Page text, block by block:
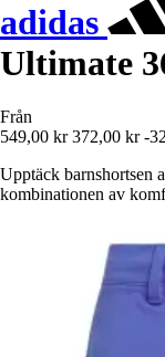
adidas
Ultimate
Från
549,00 kr 372,00 kr -
Upptäck barnshortsen
kombinationen av